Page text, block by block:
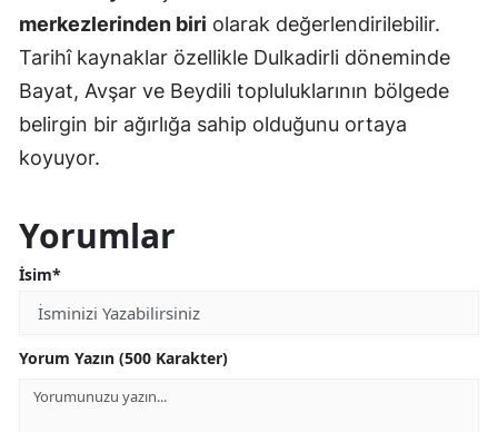
merkezlerinden biri olarak değerlendirilebilir.
Tarihî kaynaklar özellikle Dulkadirli döneminde
Bayat, Avşar ve Beydili topluluklarının bölgede
belirgin bir ağırlığa sahip olduğunu ortaya
koyuyor.
Yorumlar
İsim*
Yorum Yazın (500 Karakter)